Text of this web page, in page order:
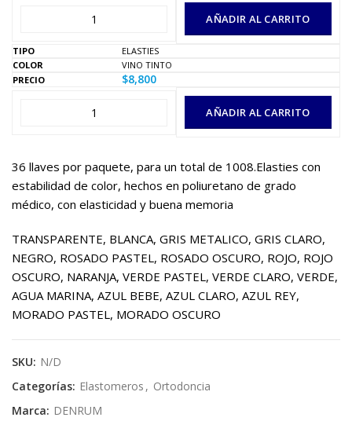
AÑADIR AL CARRITO
ELASTIES
VINO TINTO
$8,800
AÑADIR AL CARRITO
36 llaves por paquete, para un total de 1008.Elasties con
estabilidad de color, hechos en poliuretano de grado
médico, con elasticidad y buena memoria
TRANSPARENTE, BLANCA, GRIS METALICO, GRIS CLARO,
NEGRO, ROSADO PASTEL, ROSADO OSCURO, ROJO, ROJO
OSCURO, NARANJA, VERDE PASTEL, VERDE CLARO, VERDE,
AGUA MARINA, AZUL BEBE, AZUL CLARO, AZUL REY,
MORADO PASTEL, MORADO OSCURO
SKU: N/D
Categorías: Elastomeros , Ortodoncia
Marca: DENRUM